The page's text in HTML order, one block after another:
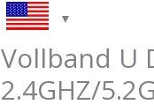
Vollband U
2.4GHZ/
U
Disk
WiFi
Jammer